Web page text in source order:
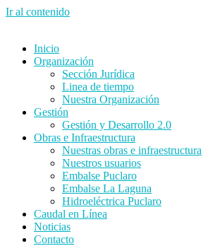
Ir al contenido
Inicio
Organización
Sección Jurídica
Linea de tiempo
Nuestra Organización
Gestión
Gestión y Desarrollo 2.0
Obras e Infraestructura
Nuestras obras e infraestructura
Nuestros usuarios
Embalse Puclaro
Embalse La Laguna
Hidroeléctrica Puclaro
Caudal en Línea
Noticias
Contacto